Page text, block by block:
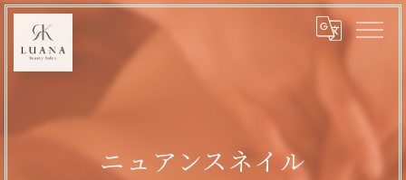
ニュアンスネイル